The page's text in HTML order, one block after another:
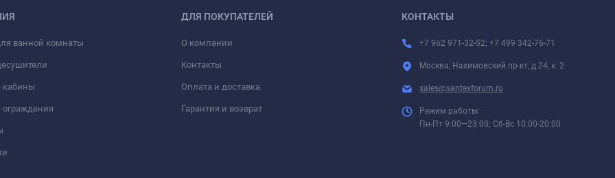
ванной комнаты
ДЛЯ ПОКУПАТЕЛЕЙ
О компании
Контакты
Оплата и доставка
Гарантия и возврат
КОНТАКТЫ
+7 962 971-32-52; +7 499 342-76-71
Москва, Нахимовский пр-кт, д.24, к. 2
sales@santexforum.ru
Режим работы:
Пн-Пт 9:00—23:00; Сб-Вс 10:00-20:00